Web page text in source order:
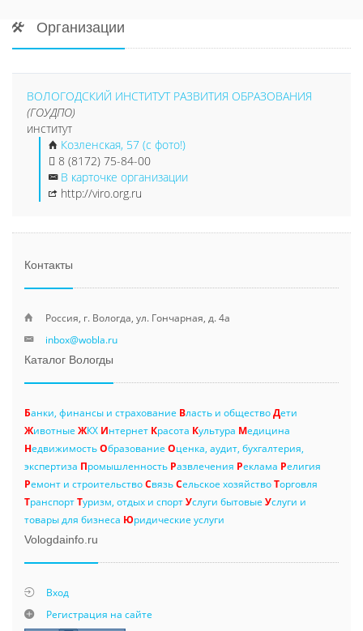
Организации
ВОЛОГОДСКИЙ ИНСТИТУТ РАЗВИТИЯ ОБРАЗОВАНИЯ
(ГОУДПО)
институт
Козленская, 57 (с фото!)
8 (8172) 75-84-00
В карточке организации
http://viro.org.ru
Контакты
Россия, г. Вологда, ул. Гончарная, д. 4а
inbox@wobla.ru
Каталог Вологды
Банки, финансы и страхование Власть и обществоДети
Животные ЖКХ Интернет Красота Культура Медицина
НедвижимостьОбразование Оценка, аудит, бухгалтерия,
экспертиза Промышленность Развлечения Реклама Религия
Ремонт и строительствоСвязьСельское хозяйствоТорговля
ТранспортТуризм, отдых и спортУслуги бытовые Услуги и
товары для бизнеса Юридические услуги
Vologdainfo.ru
Вход
Регистрация на сайте